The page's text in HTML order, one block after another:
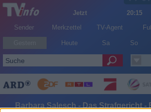
Jetzt 20:15
Sender
Merkzettel TV-Agent
Heute Sa So
Barbara Salesch - Das Strafgericht -